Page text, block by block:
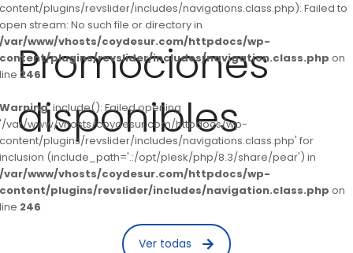
content/plugins/revslider/includes/navigations.class.php): Failed to
open stream: No such file or directory in
/var/www/vhosts/coydesur.com/httpdocs/wp-
content/plugins/revslider/includes/navigation.class.php on
line 246
Warning: include(): Failed opening
'/var/www/vhosts/coydesur.com/httpdocs/wp-
content/plugins/revslider/includes/navigations.class.php' for
inclusion (include_path='.:/opt/plesk/php/8.3/share/pear') in
/var/www/vhosts/coydesur.com/httpdocs/wp-
content/plugins/revslider/includes/navigation.class.php on
line 246
Promociones
disponibles
Ver todas